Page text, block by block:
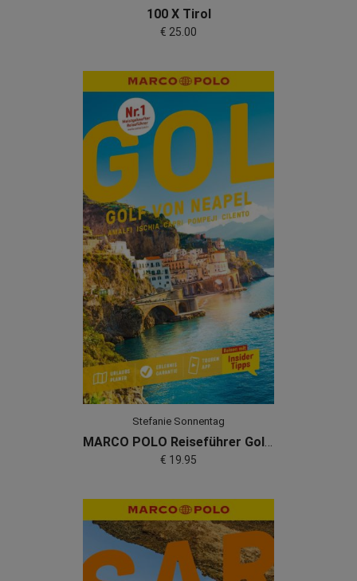
100 X Tirol
€ 25.00
Stefanie Sonnentag
MARCO POLO Reiseführer Golf Von Neapel, Amalfi, Ischia, Capri, Pompeji, Cilento
€ 19.95